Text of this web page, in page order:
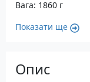
Вага: 1860 г
Показати ще
Опис